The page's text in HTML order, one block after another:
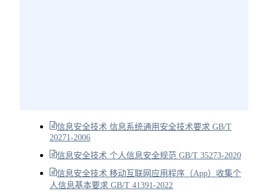
信息安全技术 信息系统通用安全技术要求 GB/T
20271-2006
信息安全技术 个人信息安全规范 GB/T 35273-2020
信息安全技术 移动互联网应用程序（App）收集个
人信息基本要求 GB/T 41391-2022